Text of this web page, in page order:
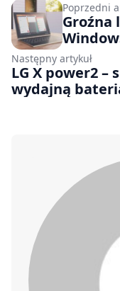
Poprzedni
Groźna
Następny artykuł
LG X power2
wydajną